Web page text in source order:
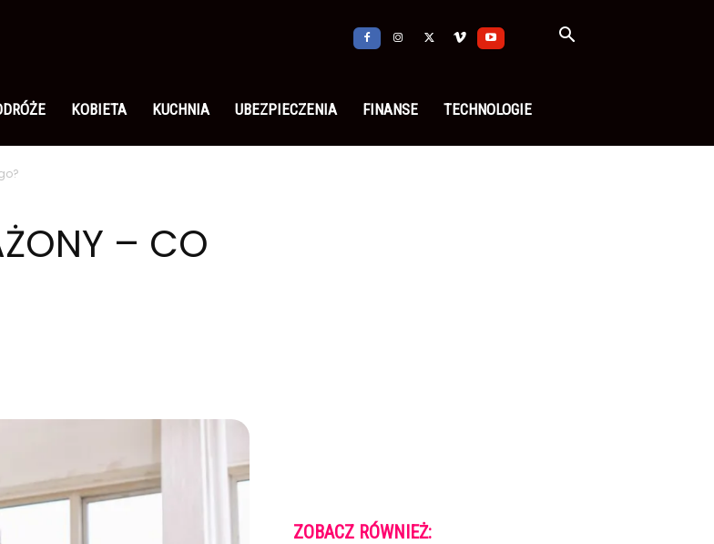
KOBIETA KUCHNIA UBEZPIECZENIA FINANSE TECHNOLOGIE
– CO
ZOBACZ RÓWNIEŻ: